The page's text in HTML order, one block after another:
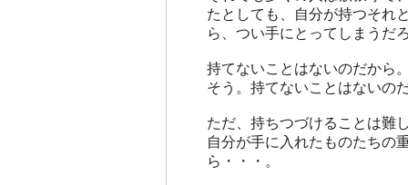
たとしても、自分が持つそれ
ら、つい手にとってしまうだ
持てないことはないのだから
そう。持てないことはないの
ただ、持ちつづけることは難
自分が手に入れたものたちの
ら・・・。